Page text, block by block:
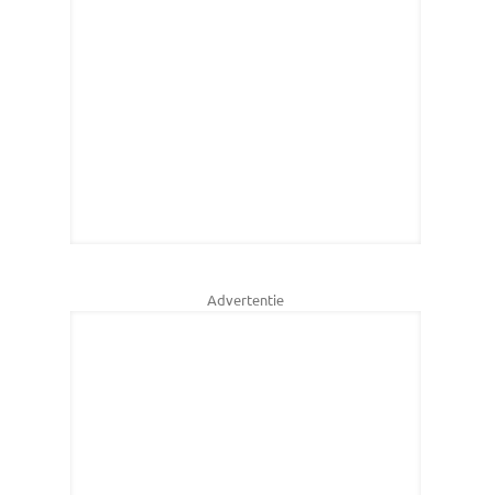
Advertentie